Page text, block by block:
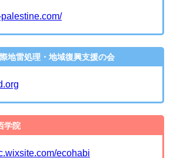
地雷処理・地域復興支援の会
学院
ecohabi